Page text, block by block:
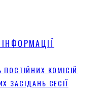
КОМІСІЙ
ЗАСІДАНЬ СЕСІЇ